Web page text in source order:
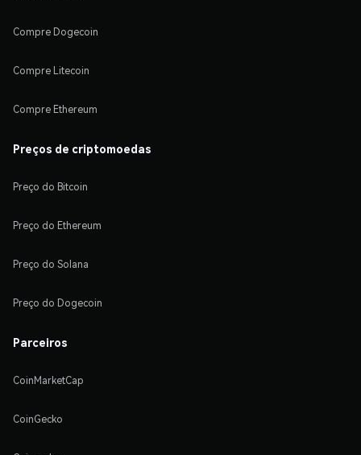
Compre Dogecoin
Compre Litecoin
Compre Ethereum
Preços de criptomoedas
Preço do Bitcoin
Preço do Ethereum
Preço do Solana
Preço do Dogecoin
Parceiros
CoinMarketCap
CoinGecko